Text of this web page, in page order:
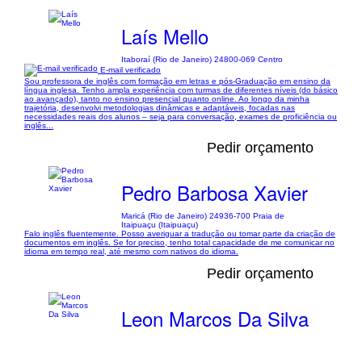
Laís Mello
Itaboraí (Rio de Janeiro) 24800-069 Centro
E-mail verificado
Sou professora de inglês com formação em letras e pós-Graduação em ensino da
língua inglesa. Tenho ampla experiência com turmas de diferentes níveis (do básico
ao avançado), tanto no ensino presencial quanto online. Ao longo da minha
trajetória, desenvolvi metodologias dinâmicas e adaptáveis, focadas nas
necessidades reais dos alunos – seja para conversação, exames de proficiência ou
inglês...
Pedir orçamento
Pedro Barbosa Xavier
Maricá (Rio de Janeiro) 24936-700 Praia de
Itaipuaçu (Itaipuaçu)
Falo inglês fluentemente. Posso averiguar a tradução ou tomar parte da criação de
documentos em inglês. Se for preciso, tenho total capacidade de me comunicar no
idioma em tempo real, até mesmo com nativos do idioma.
Pedir orçamento
Leon Marcos Da Silva